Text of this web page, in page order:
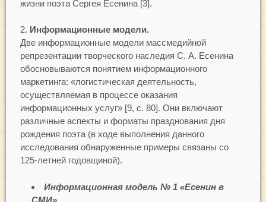
жизни поэта Сергея Есенина [3].
Информационные модели.
Две информационные модели массмедийной
репрезентации творческого наследия С. А. Есенина
обосновываются понятием информационного
маркетинга: «логистическая деятельность,
осуществляемая в процессе оказания
информационных услуг» [9, с. 80]. Они включают
различные аспекты и форматы празднования дня
рождения поэта (в ходе выполнения данного
исследования обнаруженные примеры связаны со
125-летней годовщиной).
Информационная модель № 1 «Есенин в
СМИ».